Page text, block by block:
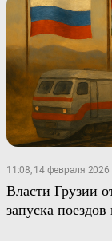
11:08, 14 февраля 2026
Власти Грузии
запуска